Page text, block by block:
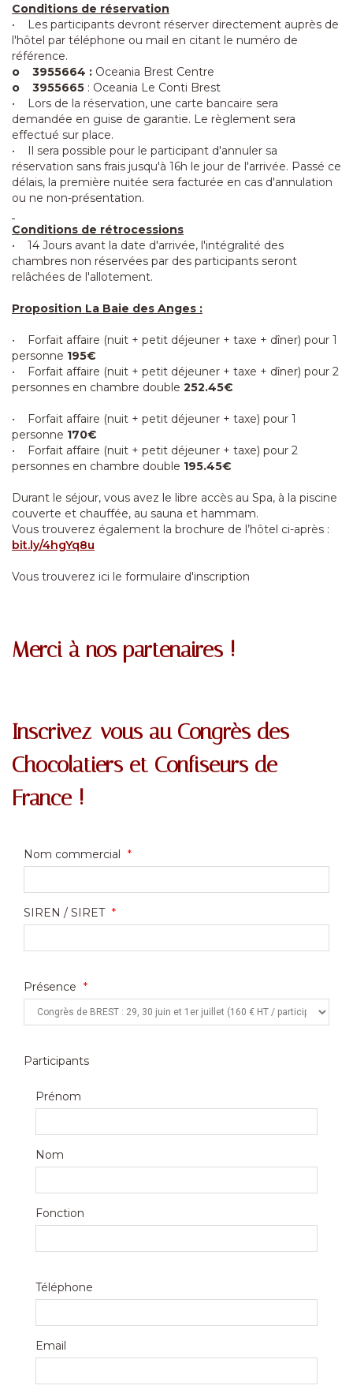
Conditions de réservation
• Les participants devront réserver directement auprès de
l'hôtel par téléphone ou mail en citant le numéro de
référence.
o 3955664 : Oceania Brest Centre
o 3955665 : Oceania Le Conti Brest
• Lors de la réservation, une carte bancaire sera
demandée en guise de garantie. Le règlement sera
effectué sur place.
• Il sera possible pour le participant d'annuler sa
réservation sans frais jusqu'à 16h le jour de l'arrivée. Passé ce
délais, la première nuitée sera facturée en cas d'annulation
ou ne non-présentation.
Conditions de rétrocessions
• 14 Jours avant la date d'arrivée, l'intégralité des
chambres non réservées par des participants seront
relâchées de l'allotement.
Proposition La Baie des Anges :
• Forfait affaire (nuit + petit déjeuner + taxe + dîner) pour 1
personne 195€
• Forfait affaire (nuit + petit déjeuner + taxe + dîner) pour 2
personnes en chambre double 252.45€
• Forfait affaire (nuit + petit déjeuner + taxe) pour 1
personne 170€
• Forfait affaire (nuit + petit déjeuner + taxe) pour 2
personnes en chambre double 195.45€
Durant le séjour, vous avez le libre accès au Spa, à la piscine
couverte et chauffée, au sauna et hammam.
Vous trouverez également la brochure de l’hôtel ci-après :
bit.ly/4hgYq8u
Vous trouverez ici le formulaire d'inscription
Merci à nos partenaires !
Inscrivez-vous au Congrès des
Chocolatiers et Confiseurs de
France !
Nom commercial *
SIREN / SIRET *
Présence *
Participants
Prénom
Nom
Fonction
Téléphone
Email